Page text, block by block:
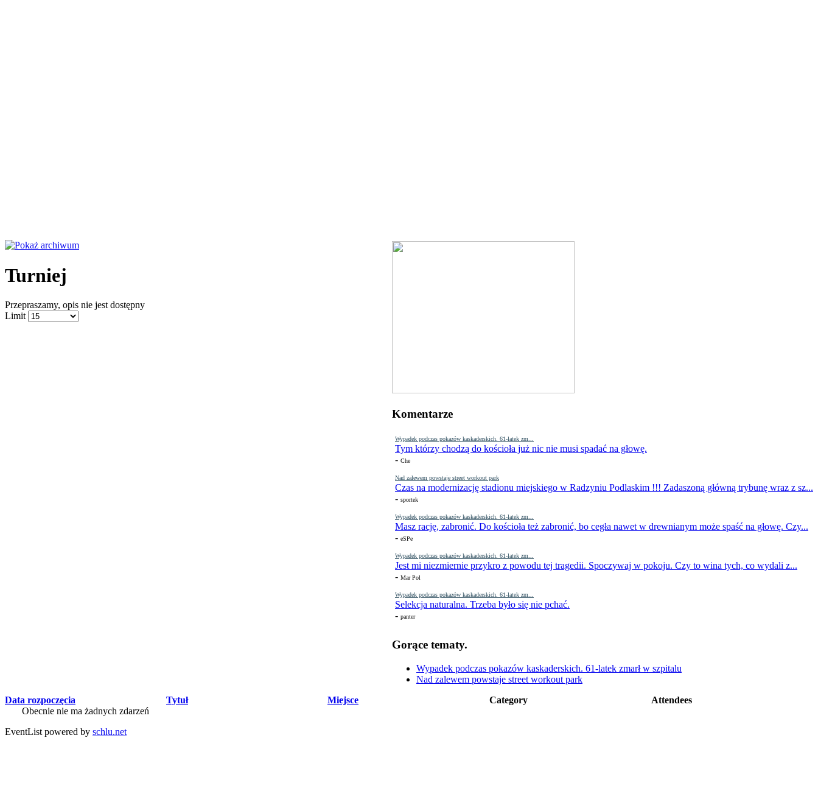
Komentarze
Wypadek podczas pokazów kaskaderskich. 61-latek zm...
Tym którzy chodzą do kościoła już nic nie musi spadać na głowę.
- Che
Nad zalewem powstaje street workout park
Czas na modernizację stadionu miejskiego w Radzyniu Podlaskim !!! Zadaszoną główną trybunę wraz z sz...
- sportek
Wypadek podczas pokazów kaskaderskich. 61-latek zm...
Masz rację, zabronić. Do kościoła też zabronić, bo cegła nawet w drewnianym może spaść na głowę. Czy...
- eSPe
Wypadek podczas pokazów kaskaderskich. 61-latek zm...
Jest mi niezmiernie przykro z powodu tej tragedii. Spoczywaj w pokoju. Czy to wina tych, co wydali z...
- Mar Pol
Wypadek podczas pokazów kaskaderskich. 61-latek zm...
Selekcja naturalna. Trzeba było się nie pchać.
- panter
Gorące tematy.
Wypadek podczas pokazów kaskaderskich. 61-latek zmarł w szpitalu
Nad zalewem powstaje street workout park
Turniej
Przepraszamy, opis nie jest dostępny
Limit
Data rozpoczęcia Tytuł Miejsce Category
Attendees
Obecnie nie ma żadnych zdarzeń
EventList powered by schlu.net